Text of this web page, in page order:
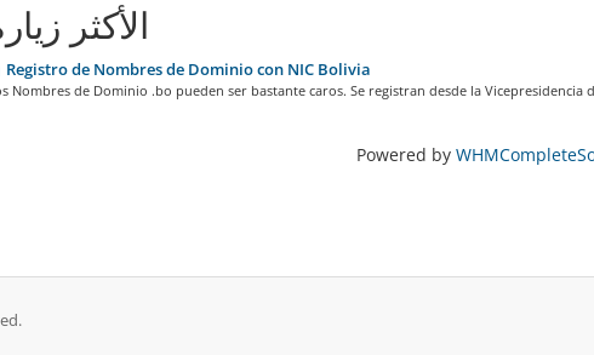
الأكثر
Registro de Nombres de Dominio con NIC Bolivia
Nombres de Dominio .bo pueden ser bastante caros. Se registran desde la Vicepresidencia
Powered by